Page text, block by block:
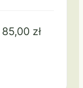
85,00 zł